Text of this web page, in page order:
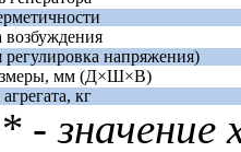
возбуждения
напряжения)
мм (Д×Ш×В)
кг
-